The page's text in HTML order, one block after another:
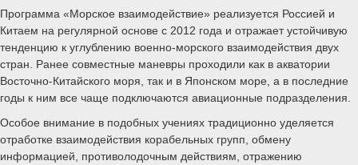
Программа «Морское взаимодействие» реализуется Россией и
Китаем на регулярной основе с 2012 года и отражает устойчивую
тенденцию к углублению военно-морского взаимодействия двух
стран. Ранее совместные маневры проходили как в акватории
Восточно-Китайского моря, так и в Японском море, а в последние
годы к ним все чаще подключаются авиационные подразделения.
Особое внимание в подобных учениях традиционно уделяется
отработке взаимодействия корабельных групп, обмену
информацией, противолодочным действиям, отражению